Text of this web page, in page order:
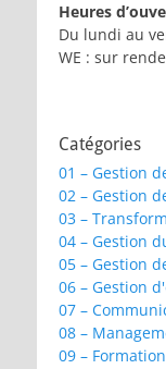
Heures
Du lundi au
WE : sur
Catégories
01 – Gestion
02 – Gestion
03 –
04 – Gestion
05 – Gestion
06 – Gestion
07 –
08 –
09 – Formation